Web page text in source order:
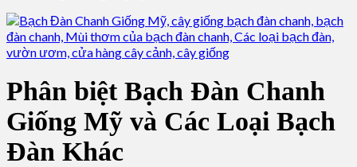
Phân biệt Bạch Đàn Chanh
Giống Mỹ và Các Loại Bạch
Đàn Khác